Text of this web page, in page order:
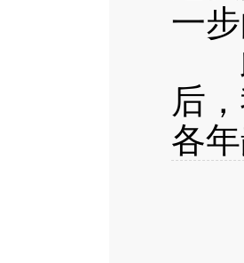
一
此
后
各